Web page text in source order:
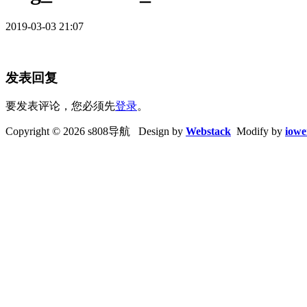
2019-03-03 21:07
发表回复
要发表评论，您必须先登录。
Copyright © 2026 s808导航 Design by Webstack Modify by